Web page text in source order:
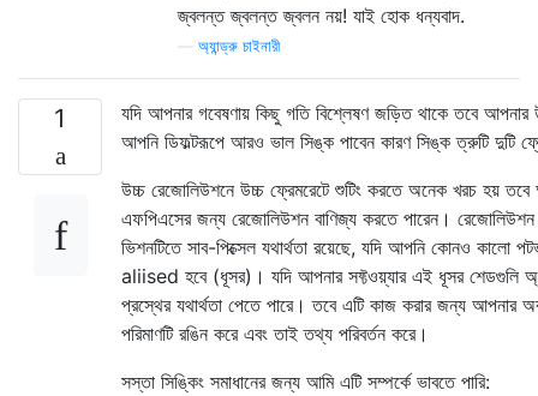
জ্বলন্ত জ্বলন্ত জ্বলন নয়! যাই হোক ধন্যবাদ.
অ্যান্ড্রু চাইনারী
1
যদি আপনার গবেষণায় কিছু গতি বিশ্লেষণ জড়িত থাকে তবে আপনার
আপনি ডিফল্টরূপে আরও ভাল সিঙ্ক পাবেন কারণ সিঙ্ক ত্রুটি দুটি
উচ্চ রেজোলিউশনে উচ্চ ফ্রেমরেটে শুটিং করতে অনেক খরচ হয় তবে
এফপিএসের জন্য রেজোলিউশন বাণিজ্য করতে পারেন।
ভিশনটিতে সাব-পিক্সেল যথার্থতা রয়েছে, যদি আপনি কোনও কালো
aliised হবে (ধূসর)। যদি আপনার সফ্টওয়্যার এই ধূসর শেডগুলি
প্রস্থের যথার্থতা পেতে পারে। তবে এটি কাজ করার জন্য আপনার
পরিমাণটি রঙিন করে এবং তাই তথ্য পরিবর্তন করে।
সস্তা সিঙ্কিং সমাধানের জন্য আমি এটি সম্পর্কে ভাবতে পারি: